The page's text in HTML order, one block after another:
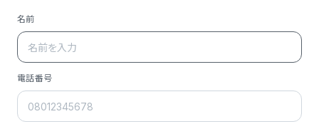
名前
電話番号